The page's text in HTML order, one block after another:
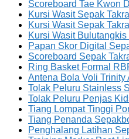
Scoreboard Tae Kwon
Kursi Wasit Sepak
Kursi Wasit Sepak
Kursi Wasit Bulutangkis
Papan Skor Digital
Scoreboard Sepak
Ring Basket Formal
Antena Bola Voli Trinity
Tolak Peluru Stainless
Tolak Peluru Penjas
Tiang Lompat Tinggi
Tiang Penanda
Penghalang Latihan